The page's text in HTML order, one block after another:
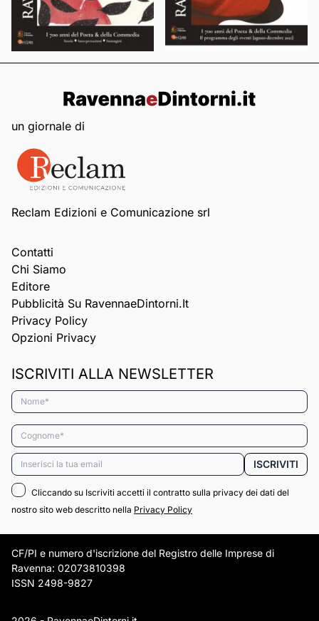
un giornale di
Reclam Edizioni e Comunicazione srl
Contatti
Chi Siamo
Editore
Pubblicità Su RavennaeDintorni.it
Privacy Policy
Opzioni Privacy
ISCRIVITI ALLA NEWSLETTER
Nome*
Cognome*
Email* ISCRIVITI
Cliccando su Iscriviti accetti il contratto sulla privacy dei dati del
nostro sito web descritto nella Privacy Policy
CF/PI e numero d'iscrizione del Registro delle Imprese di
Ravenna: 02073810398
ISSN 2498-9827